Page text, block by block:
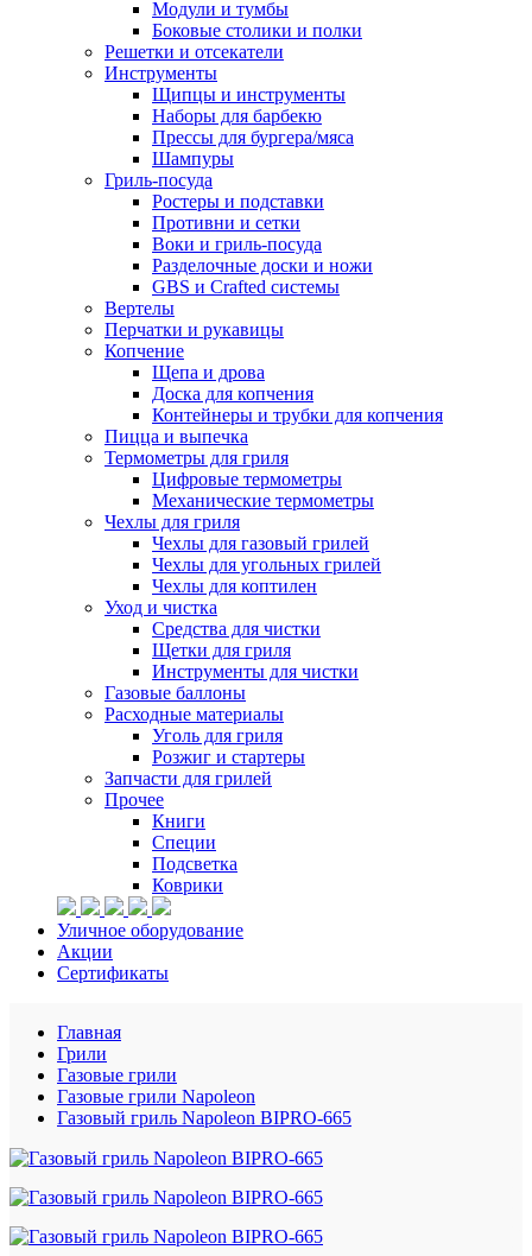
Модули и тумбы
Боковые столики и полки
Решетки и отсекатели
Инструменты
Щипцы и инструменты
Наборы для барбекю
Прессы для бургера/мяса
Шампуры
Гриль-посуда
Ростеры и подставки
Противни и сетки
Воки и гриль-посуда
Разделочные доски и ножи
GBS и Crafted системы
Вертелы
Перчатки и рукавицы
Копчение
Щепа и дрова
Доска для копчения
Контейнеры и трубки для копчения
Пицца и выпечка
Термометры для гриля
Цифровые термометры
Механические термометры
Чехлы для гриля
Чехлы для газовый грилей
Чехлы для угольных грилей
Чехлы для коптилен
Уход и чистка
Средства для чистки
Щетки для гриля
Инструменты для чистки
Газовые баллоны
Расходные материалы
Уголь для гриля
Розжиг и стартеры
Запчасти для грилей
Прочее
Книги
Специи
Подсветка
Коврики
Уличное оборудование
Акции
Сертификаты
Главная
Грили
Газовые грили
Газовые грили Napoleon
Газовый гриль Napoleon BIPRO-665